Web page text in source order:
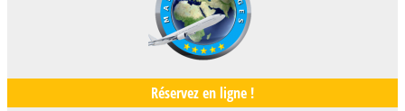
Réservez en ligne !